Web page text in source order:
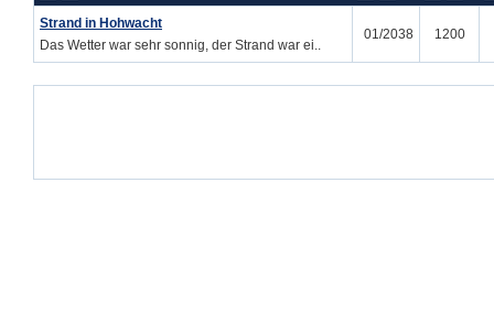
Strand in Hohwacht
Das Wetter war sehr sonnig, der Strand war ei..
01/2038 1200